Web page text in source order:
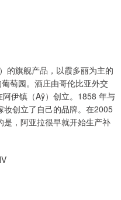
的旗舰产品，以霞多丽为主的
萄园。酒庄由哥伦比亚外交
伊镇（Aÿ）创立。1858 年与
创立了自己的品牌。在2005
，阿亚拉很早就开始生产补